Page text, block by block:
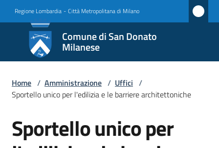
Regione Lombardia - Città Metropolitana di Milano
Comune di San Donato
Milanese
Comune
di San
Donato
Milanese
Amministrazione
Menu selezionato
Home / Amministrazione / Uffici /
Sportello unico per l'edilizia e le barriere architettoniche
Salta al contenuto
Sportello unico per